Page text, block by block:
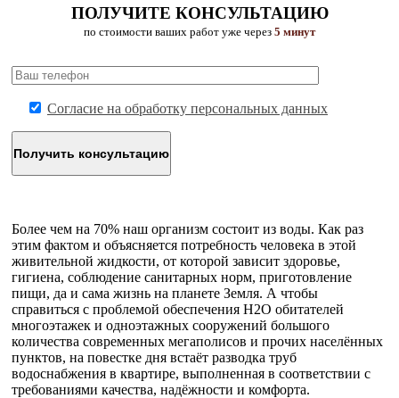
ПОЛУЧИТЕ КОНСУЛЬТАЦИЮ
по стоимости ваших работ уже через 5 минут
Согласие на обработку персональных данных
Более чем на 70% наш организм состоит из воды. Как раз
этим фактом и объясняется потребность человека в этой
живительной жидкости, от которой зависит здоровье,
гигиена, соблюдение санитарных норм, приготовление
пищи, да и сама жизнь на планете Земля. А чтобы
справиться с проблемой обеспечения H2O обитателей
многоэтажек и одноэтажных сооружений большого
количества современных мегаполисов и прочих населённых
пунктов, на повестке дня встаёт разводка труб
водоснабжения в квартире, выполненная в соответствии с
требованиями качества, надёжности и комфорта.